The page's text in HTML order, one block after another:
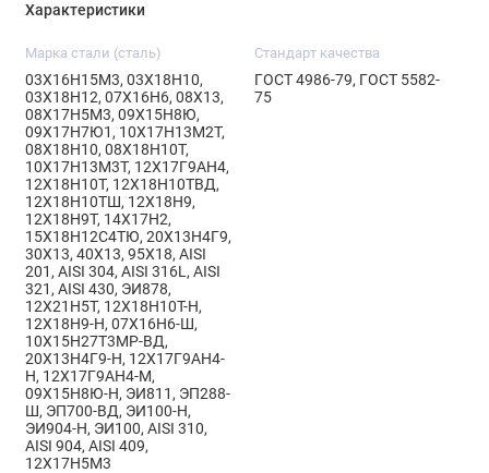
Характеристики
Марка стали (сталь)
03Х16Н15М3, 03Х18Н10,
03Х18Н12, 07Х16Н6, 08Х13,
08Х17Н5М3, 09Х15Н8Ю,
09Х17Н7Ю1, 10Х17Н13М2Т,
08Х18Н10, 08Х18Н10Т,
10Х17Н13М3Т, 12Х17Г9АН4,
12Х18Н10Т, 12Х18Н10ТВД,
12Х18Н10ТШ, 12Х18Н9,
12Х18Н9Т, 14Х17Н2,
15Х18Н12С4ТЮ, 20Х13Н4Г9,
30Х13, 40Х13, 95Х18, AISI
201, AISI 304, AISI 316L, AISI
321, AISI 430, ЭИ878,
12Х21Н5Т, 12Х18Н10Т-Н,
12Х18Н9-Н, 07Х16Н6-Ш,
10Х15Н27Т3МР-ВД,
20Х13Н4Г9-Н, 12Х17Г9АН4-
Н, 12Х17Г9АН4-М,
09Х15Н8Ю-Н, ЭИ811, ЭП288-
Ш, ЭП700-ВД, ЭИ100-Н,
ЭИ904-Н, ЭИ100, AISI 310,
AISI 904, AISI 409,
12Х17Н5М3
Стандарт качества
ГОСТ 4986-79, ГОСТ 5582-
75